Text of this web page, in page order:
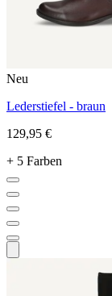
Neu
Lederstiefel - braun
129,95 €
+ 5 Farben